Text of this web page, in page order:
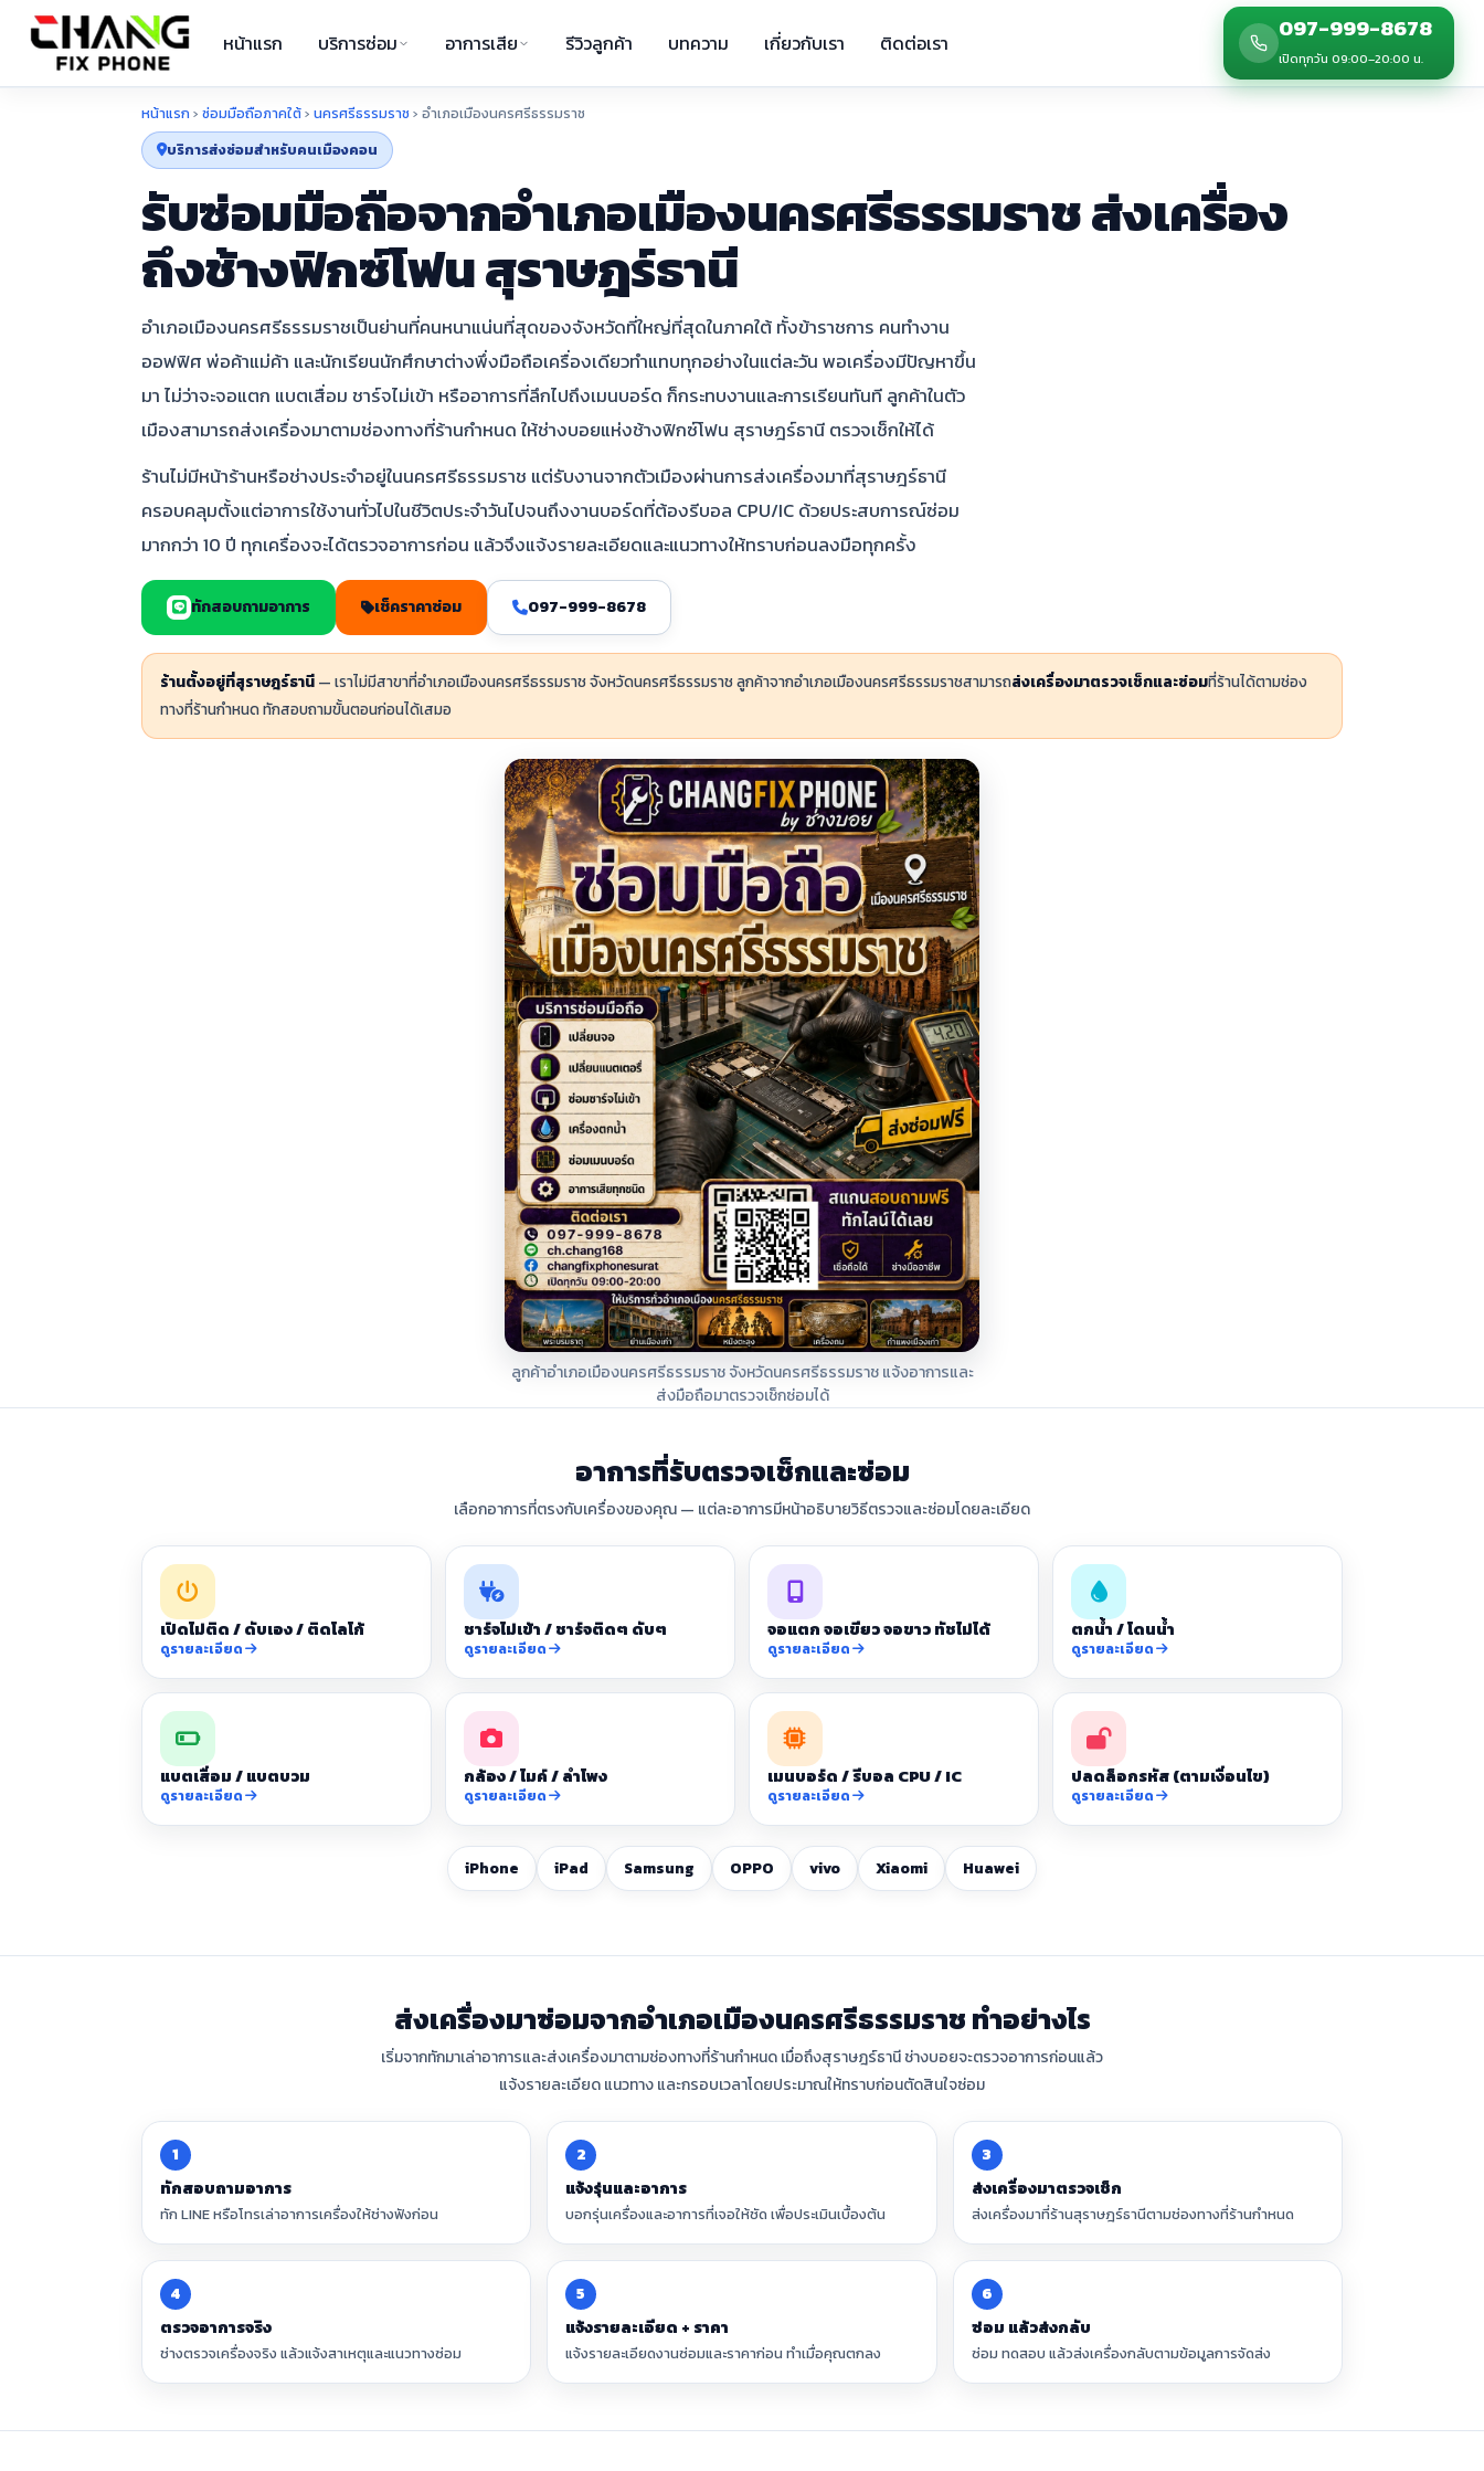
หน้าแรก บริการซ่อม อาการเสีย รีวิวลูกค้า บทความ เกี่ยวกับเรา ติดต่อเรา 097-999-8678
เปิดทุกวัน 09:00–20:00 น.
หน้าแรก › ซ่อมมือถือภาคใต้› นครศรีธรรมราช › อำเภอเมืองนครศรีธรรมราช
บริการส่งซ่อมสำหรับคนเมืองคอน
รับซ่อมมือถือจากอำเภอเมืองนครศรีธรรมราช ส่งเครื่อง
ถึงช้างฟิกซ์โฟน สุราษฎร์ธานี
อำเภอเมืองนครศรีธรรมราชเป็นย่านที่คนหนาแน่นที่สุดของจังหวัดที่ใหญ่ที่สุดในภาคใต้ ทั้งข้าราชการ คนทำงาน
ออฟฟิศ พ่อค้าแม่ค้า และนักเรียนนักศึกษาต่างพึ่งมือถือเครื่องเดียวทำแทบทุกอย่างในแต่ละวัน พอเครื่องมีปัญหาขึ้น
มา ไม่ว่าจะจอแตก แบตเสื่อม ชาร์จไม่เข้า หรืออาการที่ลึกไปถึงเมนบอร์ด ก็กระทบงานและการเรียนทันที ลูกค้าในตัว
เมืองสามารถส่งเครื่องมาตามช่องทางที่ร้านกำหนด ให้ช่างบอยแห่งช้างฟิกซ์โฟน สุราษฎร์ธานี ตรวจเช็กให้ได้
ร้านไม่มีหน้าร้านหรือช่างประจำอยู่ในนครศรีธรรมราช แต่รับงานจากตัวเมืองผ่านการส่งเครื่องมาที่สุราษฎร์ธานี
ครอบคลุมตั้งแต่อาการใช้งานทั่วไปในชีวิตประจำวันไปจนถึงงานบอร์ดที่ต้องรีบอล CPU/IC ด้วยประสบการณ์ซ่อม
มากกว่า 10 ปี ทุกเครื่องจะได้ตรวจอาการก่อน แล้วจึงแจ้งรายละเอียดและแนวทางให้ทราบก่อนลงมือทุกครั้ง
ทักสอบถามอาการ เช็คราคาซ่อม 097-999-8678
ร้านตั้งอยู่ที่สุราษฎร์ธานี — เราไม่มีสาขาที่อำเภอเมืองนครศรีธรรมราช จังหวัดนครศรีธรรมราช ลูกค้าจากอำเภอเมืองนครศรีธรรมราชสามารถส่งเครื่องมาตรวจเช็กและซ่อมที่ร้านได้ตามช่อง
ทางที่ร้านกำหนด ทักสอบถามขั้นตอนก่อนได้เสมอ
ลูกค้าอำเภอเมืองนครศรีธรรมราช จังหวัดนครศรีธรรมราช แจ้งอาการและ
ส่งมือถือมาตรวจเช็กซ่อมได้
อาการที่รับตรวจเช็กและซ่อม
เลือกอาการที่ตรงกับเครื่องของคุณ — แต่ละอาการมีหน้าอธิบายวิธีตรวจและซ่อมโดยละเอียด
เปิดไม่ติด / ดับเอง / ติดโลโก้
ดูรายละเอียด
ชาร์จไม่เข้า / ชาร์จติดๆ ดับๆ
ดูรายละเอียด
จอแตก จอเขียว จอขาว ทัชไม่ได้
ดูรายละเอียด
ตกน้ำ / โดนน้ำ
ดูรายละเอียด
แบตเสื่อม / แบตบวม
ดูรายละเอียด
กล้อง / ไมค์ / ลำโพง
ดูรายละเอียด
เมนบอร์ด / รีบอล CPU / IC
ดูรายละเอียด
ปลดล็อกรหัส (ตามเงื่อนไข)
ดูรายละเอียด
iPhone iPad Samsung OPPO vivo Xiaomi Huawei
ส่งเครื่องมาซ่อมจากอำเภอเมืองนครศรีธรรมราช ทำอย่างไร
เริ่มจากทักมาเล่าอาการและส่งเครื่องมาตามช่องทางที่ร้านกำหนด เมื่อถึงสุราษฎร์ธานี ช่างบอยจะตรวจอาการก่อนแล้ว
แจ้งรายละเอียด แนวทาง และกรอบเวลาโดยประมาณให้ทราบก่อนตัดสินใจซ่อม
1
ทักสอบถามอาการ
ทัก LINE หรือโทรเล่าอาการเครื่องให้ช่างฟังก่อน
2
แจ้งรุ่นและอาการ
บอกรุ่นเครื่องและอาการที่เจอให้ชัด เพื่อประเมินเบื้องต้น
3
ส่งเครื่องมาตรวจเช็ก
ส่งเครื่องมาที่ร้านสุราษฎร์ธานีตามช่องทางที่ร้านกำหนด
4
ตรวจอาการจริง
ช่างตรวจเครื่องจริง แล้วแจ้งสาเหตุและแนวทางซ่อม
5
แจ้งรายละเอียด + ราคา
แจ้งรายละเอียดงานซ่อมและราคาก่อน ทำเมื่อคุณตกลง
6
ซ่อม แล้วส่งกลับ
ซ่อม ทดสอบ แล้วส่งเครื่องกลับตามข้อมูลการจัดส่ง